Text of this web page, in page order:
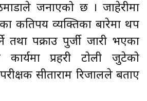
जनाएको छ । जाहेरीमा
कतिपय व्यक्तिका बारेमा थप
तथा पक्राउ पुर्जी जारी भएका
प्रहरी टोली जुटेको
सीताराम रिजालले बताए